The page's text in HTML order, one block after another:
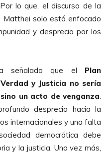
lo que, el discurso de la
Matthei solo está enfocado
y desprecio por los
señalado que el Plan
y Justicia no sería
un acto de venganza
desprecio hacia la
internacionales y una falta
democrática debe
y la justicia. Una vez más,